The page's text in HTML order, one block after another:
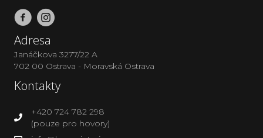
Adresa
Janáčkova 3277/22 A
702 00 Ostrava - Moravská Ostrava
Kontakty
+420 724 782 298
(pouze pro hovory)